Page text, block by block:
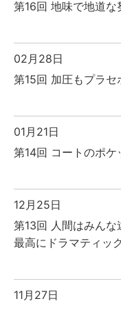
第16回 地味で地道
02月28日
第15回 加圧もプラセ
01月21日
第14回 コートのポケ
12月25日
第13回 人間はみん
最高にドラマティック
11月27日